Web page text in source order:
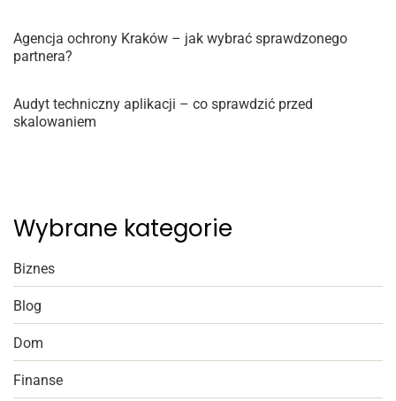
Agencja ochrony Kraków – jak wybrać sprawdzonego
partnera?
Audyt techniczny aplikacji – co sprawdzić przed
skalowaniem
Wybrane kategorie
Biznes
Blog
Dom
Finanse